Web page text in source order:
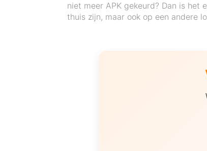
niet meer APK gekeurd? Dan is het
thuis zijn, maar ook op een andere